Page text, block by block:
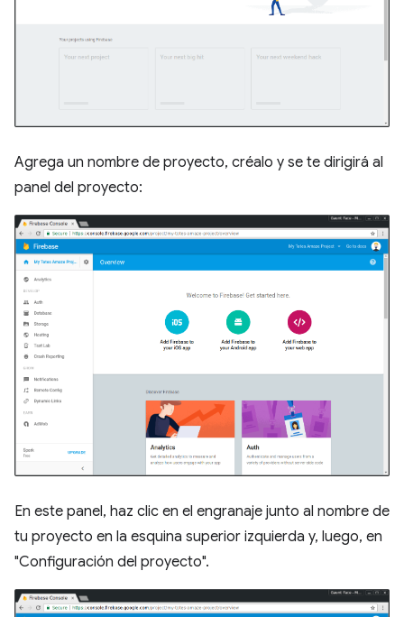
Agrega un nombre de proyecto, créalo y se te dirigirá al
panel del proyecto:
En este panel, haz clic en el engranaje junto al nombre de
tu proyecto en la esquina superior izquierda y, luego, en
"Configuración del proyecto".